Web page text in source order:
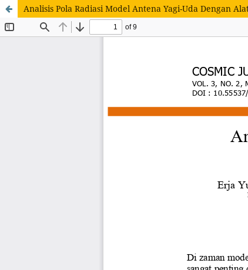
Analisis Pola Radiasi Model Antena Yagi-Uda Dengan